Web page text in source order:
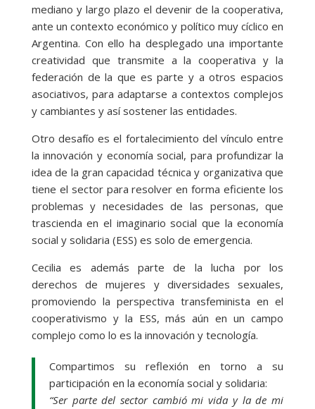
mediano y largo plazo el devenir de la cooperativa,
ante un contexto económico y político muy cíclico en
Argentina. Con ello ha desplegado una importante
creatividad que transmite a la cooperativa y la
federación de la que es parte y a otros espacios
asociativos, para adaptarse a contextos complejos
y cambiantes y así sostener las entidades.
Otro desafío es el fortalecimiento del vínculo entre
la innovación y economía social, para profundizar la
idea de la gran capacidad técnica y organizativa que
tiene el sector para resolver en forma eficiente los
problemas y necesidades de las personas, que
trascienda en el imaginario social que la economía
social y solidaria (ESS) es solo de emergencia.
Cecilia es además parte de la lucha por los
derechos de mujeres y diversidades sexuales,
promoviendo la perspectiva transfeminista en el
cooperativismo y la ESS, más aún en un campo
complejo como lo es la innovación y tecnología.
Compartimos su reflexión en torno a su
participación en la economía social y solidaria:
“Ser parte del sector cambió mi vida y la de mi